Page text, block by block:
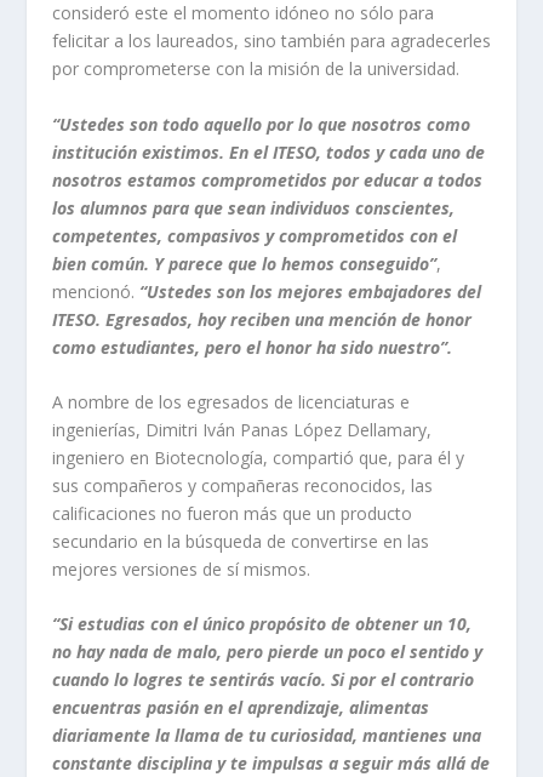
consideró este el momento idóneo no sólo para
felicitar a los laureados, sino también para agradecerles
por comprometerse con la misión de la universidad.
“Ustedes son todo aquello por lo que nosotros como
institución existimos. En el ITESO, todos y cada uno de
nosotros estamos comprometidos por educar a todos
los alumnos para que sean individuos conscientes,
competentes, compasivos y comprometidos con el
bien común. Y parece que lo hemos conseguido”,
mencionó. “Ustedes son los mejores embajadores del
ITESO. Egresados, hoy reciben una mención de honor
como estudiantes, pero el honor ha sido nuestro”.
A nombre de los egresados de licenciaturas e
ingenierías, Dimitri Iván Panas López Dellamary,
ingeniero en Biotecnología, compartió que, para él y
sus compañeros y compañeras reconocidos, las
calificaciones no fueron más que un producto
secundario en la búsqueda de convertirse en las
mejores versiones de sí mismos.
“Si estudias con el único propósito de obtener un 10,
no hay nada de malo, pero pierde un poco el sentido y
cuando lo logres te sentirás vacío. Si por el contrario
encuentras pasión en el aprendizaje, alimentas
diariamente la llama de tu curiosidad, mantienes una
constante disciplina y te impulsas a seguir más allá de